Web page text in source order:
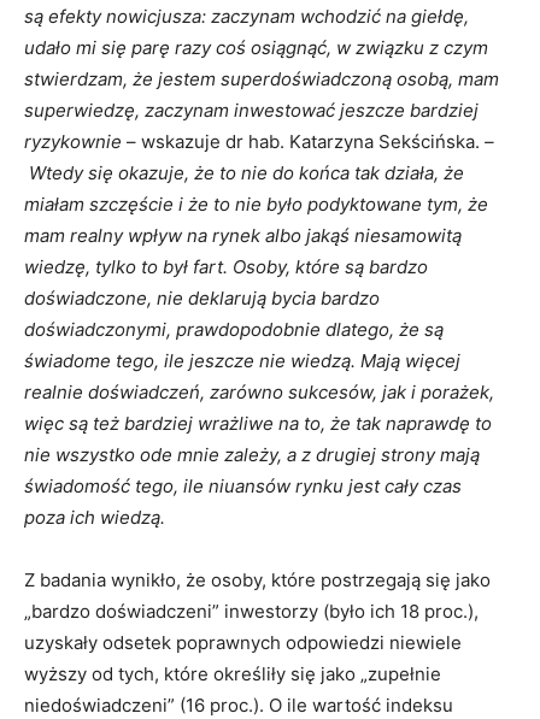
są efekty nowicjusza: zaczynam wchodzić na giełdę,
udało mi się parę razy coś osiągnąć, w związku z czym
stwierdzam, że jestem superdoświadczoną osobą, mam
superwiedzę, zaczynam inwestować jeszcze bardziej
ryzykownie – wskazuje dr hab. Katarzyna Sekścińska. –
Wtedy się okazuje, że to nie do końca tak działa, że
miałam szczęście i że to nie było podyktowane tym, że
mam realny wpływ na rynek albo jakąś niesamowitą
wiedzę, tylko to był fart. Osoby, które są bardzo
doświadczone, nie deklarują bycia bardzo
doświadczonymi, prawdopodobnie dlatego, że są
świadome tego, ile jeszcze nie wiedzą. Mają więcej
realnie doświadczeń, zarówno sukcesów, jak i porażek,
więc są też bardziej wrażliwe na to, że tak naprawdę to
nie wszystko ode mnie zależy, a z drugiej strony mają
świadomość tego, ile niuansów rynku jest cały czas
poza ich wiedzą.
Z badania wynikło, że osoby, które postrzegają się jako
„bardzo doświadczeni” inwestorzy (było ich 18 proc.),
uzyskały odsetek poprawnych odpowiedzi niewiele
wyższy od tych, które określiły się jako „zupełnie
niedoświadczeni” (16 proc.). O ile wartość indeksu